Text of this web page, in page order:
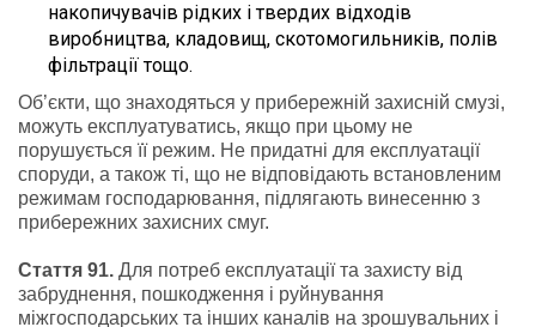
накопичувачів рідких і твердих відходів
виробництва, кладовищ, скотомогильників, полів
фільтрації тощо.
Об’єкти, що знаходяться у прибережній захисній смузі,
можуть експлуатуватись, якщо при цьому не
порушується її режим. Не придатні для експлуатації
споруди, а також ті, що не відповідають встановленим
режимам господарювання, підлягають винесенню з
прибережних захисних смуг.
Стаття 91. Для потреб експлуатації та захисту від
забруднення, пошкодження і руйнування
міжгосподарських та інших каналів на зрошувальних і